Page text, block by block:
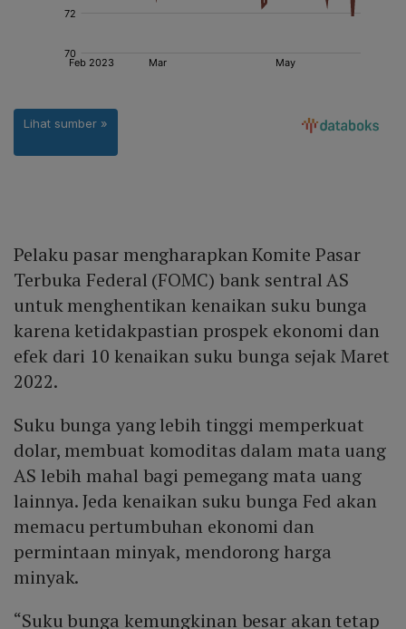
Pelaku pasar mengharapkan Komite Pasar
Terbuka Federal (FOMC) bank sentral AS
untuk menghentikan kenaikan suku bunga
karena ketidakpastian prospek ekonomi dan
efek dari 10 kenaikan suku bunga sejak Maret
2022.
Suku bunga yang lebih tinggi memperkuat
dolar, membuat komoditas dalam mata uang
AS lebih mahal bagi pemegang mata uang
lainnya. Jeda kenaikan suku bunga Fed akan
memacu pertumbuhan ekonomi dan
permintaan minyak, mendorong harga
minyak.
“Suku bunga kemungkinan besar akan tetap